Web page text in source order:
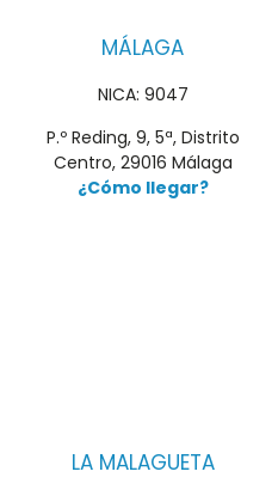
MÁLAGA
NICA: 9047
P.º Reding, 9, 5ª, Distrito
Centro, 29016 Málaga
¿Cómo llegar?
LA MALAGUETA